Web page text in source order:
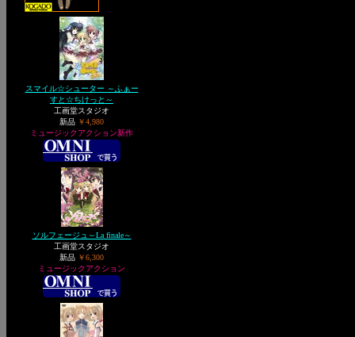
スマイル☆シューター ～ふぁー
すと☆ちけっと～
工画堂スタジオ
新品 ￥4,980
ミュージックアクション新作
ソルフェージュ～La finale～
工画堂スタジオ
新品 ￥6,300
ミュージックアクション